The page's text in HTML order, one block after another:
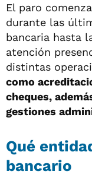
El paro
durante las
bancaria hasta
atención
distintas
como
cheques,
gestiones
Qué
bancario